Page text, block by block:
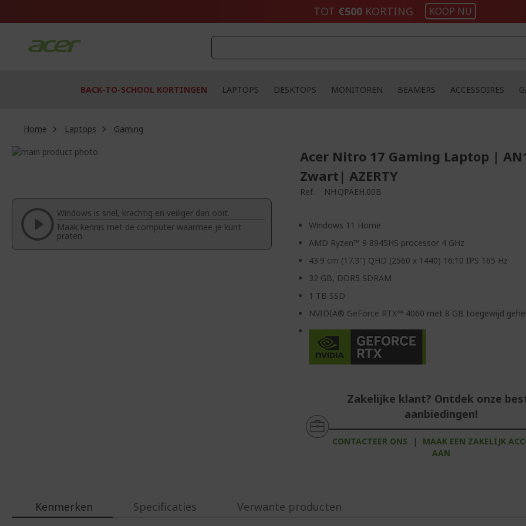
TOT €500​KORTING KOOP NU
BACK-TO-SCHOOL KORTINGEN LAPTOPS DESKTOPS MONITOREN BEAMERS ACCESSOIRES
Home Laptops
Gaming
Ga
van
afbeeldingen-
gallerij
begin
afbeeldingen-
gallerij
Windows is snel, krachtig en veiliger dan ooit.
Maak kennis met de computer waarmee je kunt
praten.
Acer Nitro 17 Gaming Laptop |
Zwart| AZERTY
Ref. NH.QPAEH.00B
Windows 11 Home
AMD Ryzen™ 9 8945HS processor 4 GHz
43.9 cm (17.3") QHD (2560 x 1440) 16:10 IPS 165 Hz
32 GB, DDR5 SDRAM
1 TB SSD
NVIDIA® GeForce RTX™ 4060 met 8 GB toegewijd
Zakelijke klant? Ontdek onze
aanbiedingen!
CONTACTEER ONS |
MAAK EEN ZAKELIJK
AAN
Kenmerken Specificaties Verwante producten